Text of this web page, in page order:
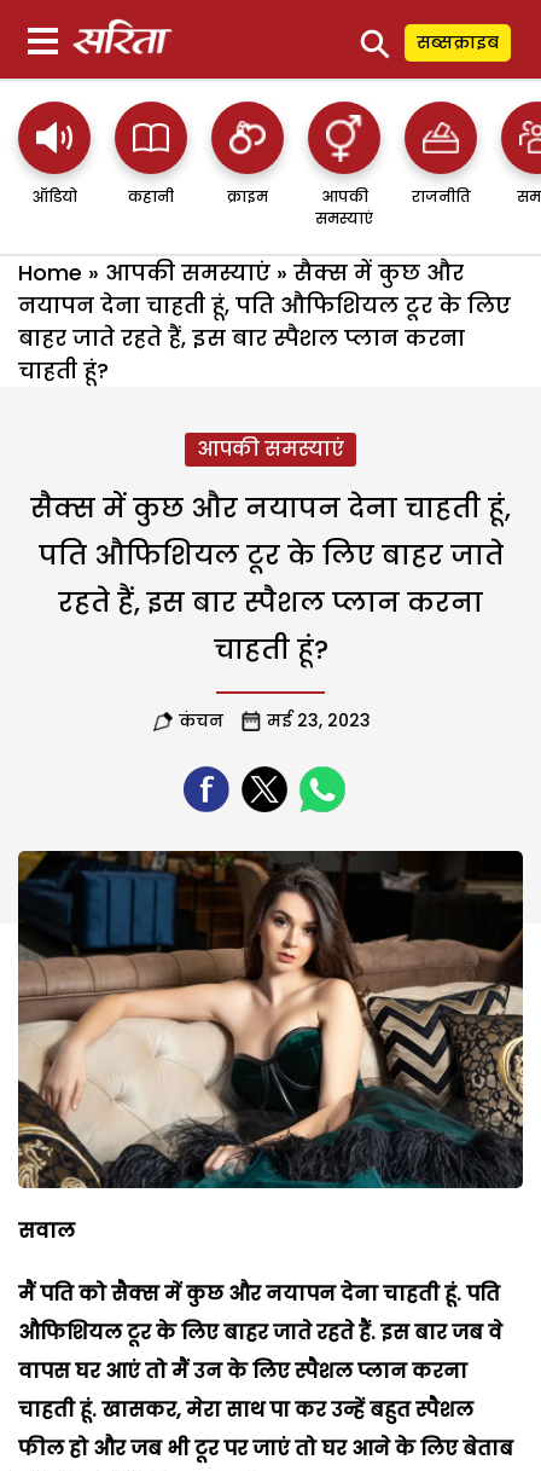
⚲ सब्सक्राइब
ऑडियो कहानी क्राइम
आपकी
समस्याएं
राजनीति
Home » आपकी समस्याएं » सैक्स में कुछ और
नयापन देना चाहती हूं, पति औफिशियल टूर के लिए
बाहर जाते रहते हैं, इस बार स्पैशल प्लान करना
चाहती हूं?
आपकी समस्याएं
सैक्स में कुछ और नयापन देना चाहती हूं,
पति औफिशियल टूर के लिए बाहर जाते
रहते हैं, इस बार स्पैशल प्लान करना
चाहती हूं?
कंचन मई 23, 2023
सवाल
मैं पति को सैक्स में कुछ और नयापन देना चाहती हूं. पति
औफिशियल टूर के लिए बाहर जाते रहते हैं. इस बार जब वे
वापस घर आएं तो मैं उन के लिए स्पैशल प्लान करना
चाहती हूं. खासकर,मेरा साथ पा कर उन्हें बहुत स्पैशल
फील हो और जब भी टूर पर जाएं तो घर आने के लिए बेताब